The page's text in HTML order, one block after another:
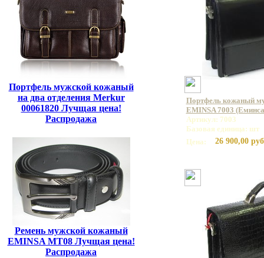
Портфель мужской кожаный
на два отделения Merkur
00061820 Лучщая цена!
Распродажа
Ремень мужской кожаный
EMINSA MT08 Лучщая цена!
Распродажа
Портфель кожаный
EMINSA 7003
Артикул: 7003
Базовая единица: шт
Цена:
26 900,00